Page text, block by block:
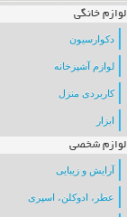
لوازم خانگی
دکوارسیون
لوازم آشپزخانه
کاربردی منزل
ابزار
لوازم شخصی
آرایش و زیبایی
عطر، ادوکلن، اسپری